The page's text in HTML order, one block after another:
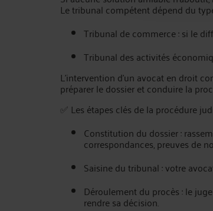
Le tribunal compétent dépend du
Tribunal de commerce : si le
Tribunal des activités
L’intervention d’un avocat en droit
préparer le dossier et conduire la
✅ Les étapes clés de la procédure
Constitution du dossier :
correspondances, preuves de
Saisine du tribunal : votre
Déroulement du procès : le
rendre sa décision.